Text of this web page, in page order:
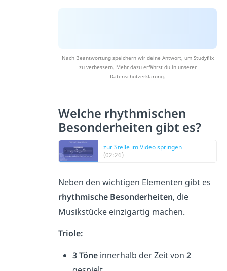
Nach Beantwortung speichern wir deine Antwort, um Studyflix
zu verbessern. Mehr dazu erfährst du in unserer
Datenschutzerklärung
Welche rhythmischen
Besonderheiten gibt es?
zur Stelle im Video springen
(02:26)
Neben den wichtigen Elementen gibt es
rhythmische Besonderheiten, die
Musikstücke einzigartig machen.
Triole:
3Töne innerhalb der Zeit von 2